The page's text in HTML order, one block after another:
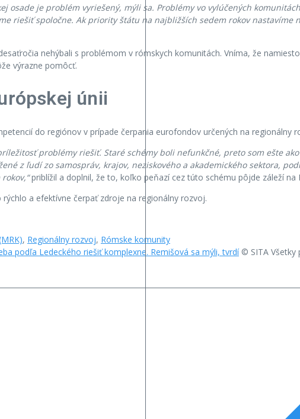
osade je problém vyriešený, mýli sa. Problémy vo vylúčených
riešiť spoločne. Ak priority štátu na najbližších sedem rokov nastavíme
nehýbali s problémom v rómskych komunitách. Vníma, že
výrazne pomôcť.
únii
do regiónov v prípade čerpania eurofondov určených na regionálny
problémy riešiť. Staré schémy boli nefunkčné, preto som ešte
z ľudí zo samospráv, krajov, neziskového a akademického sektora,
priblížil a doplnil, že to, koľko peňazí cez túto schému pôjde záleží na
rýchlo a efektívne čerpať zdroje na regionálny rozvoj.
, Regionálny rozvoj, Rómske komunity
podľa Ledeckého riešiť komplexne. Remišová sa mýli, tvrdí© SITA Všetky